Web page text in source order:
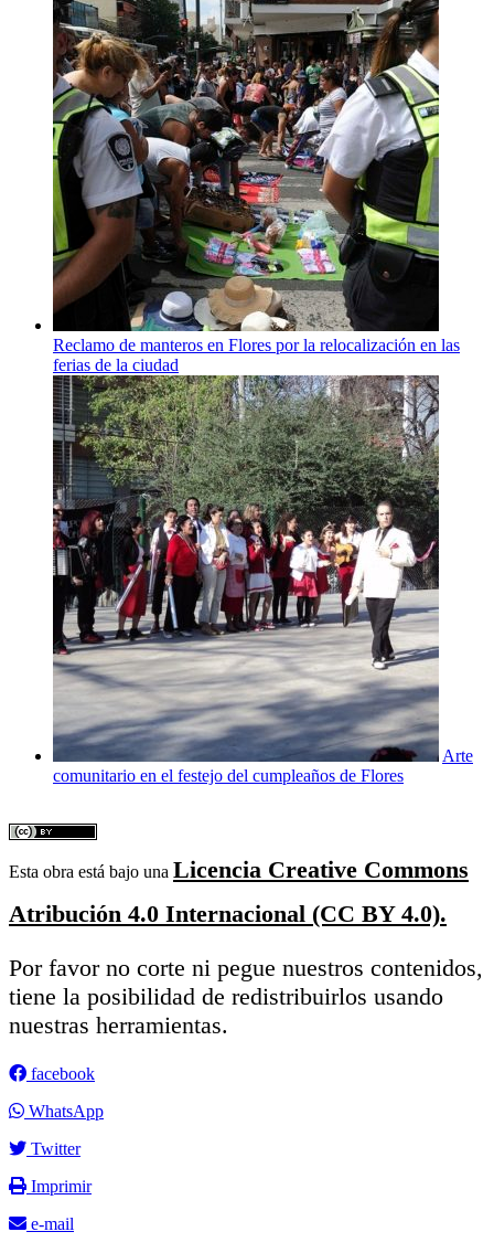
Reclamo de manteros en Flores por la relocalización en las
ferias de la ciudad
Arte
comunitario en el festejo del cumpleaños de Flores
Esta obra está bajo una Licencia Creative Commons
Atribución 4.0 Internacional (CC BY 4.0).
Por favor no corte ni pegue nuestros contenidos,
tiene la posibilidad de redistribuirlos usando
nuestras herramientas.
facebook
WhatsApp
Twitter
Imprimir
e-mail